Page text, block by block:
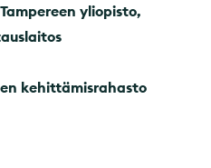
yliopisto,
kehittämisrahasto